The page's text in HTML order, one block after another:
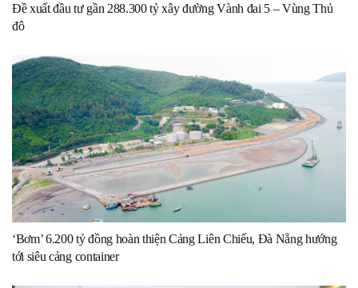
Đề xuất đầu tư gần 288.300 tỷ xây đường Vành đai 5 – Vùng Thủ
đô
‘Bơm’ 6.200 tỷ đồng hoàn thiện Cảng Liên Chiểu, Đà Nẵng hướng
tới siêu cảng container